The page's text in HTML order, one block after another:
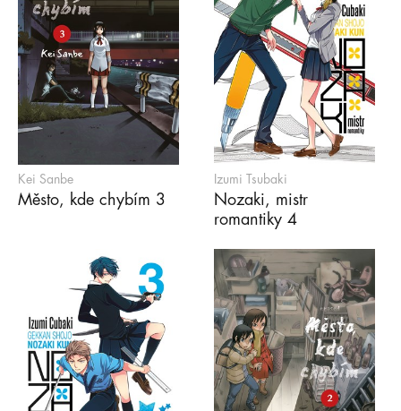
Kei Sanbe
Město, kde chybím 3
Izumi Tsubaki
Nozaki, mistr
romantiky 4